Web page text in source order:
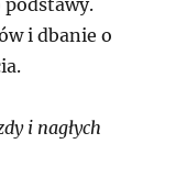
i dbanie o
i nagłych